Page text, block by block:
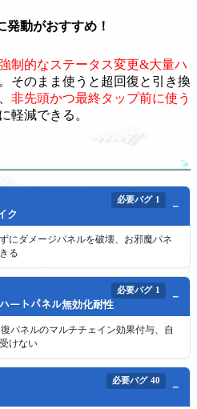
動がおすすめ！
制的なステータス変更&大量ハ
そのまま使うと超回復と引き換
非先頭かつ最終タップ前に使う
軽減できる。
必要バグ 1
ク
にダメージパネルを破壊、お邪魔パネ
る
必要バグ 1
ートパネル無効化耐性
パネルのマルチチェイン効果付与、自
けない
必要バグ 40